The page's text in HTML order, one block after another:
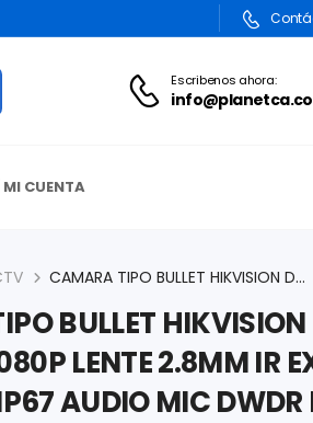
Escribenos ahora:
CUENTA
CAMARA TIPO BULLET HIKVISION DS-2CE16D0T-ITFS 2MP 1080P LENTE 2.8MM IR EXIR 30MTS EXTERIOR IP67 AUDIO MIC DWDR DS-2CE16D0T-ITFS
BULLET
LENTE 2.8MM IR
AUDIO MIC